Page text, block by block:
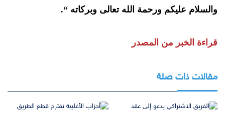
والسلام عليكم ورحمة الله تعالى وبركاته “.
قراءة الخبر من المصدر
مقالات ذات صلة